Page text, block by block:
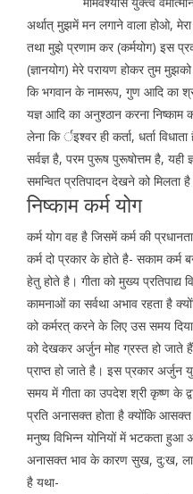
अर्थात् मुझमें मन लगाने वाला होओ,
तथा मुझे प्रणाम कर (कर्मयोग) इस
(ज्ञानयोग) मेरे परायण होकर तुम मुझको
कि भगवान के नामरूप, गुण आदि का
यज्ञ आदि का अनुश्ठान करना
लेना कि र्इश्वर ही कर्ता, धर्ता
सर्वज्ञ है, परम पुरूष पुरूषोत्तम है, यही
समन्वित प्रतिपादन देखने को मिलता
निष्काम कर्म योग
कर्म योग वह है जिसमें कर्म की
कर्म दो प्रकार के होते है- सकाम कर्म
हेतु होते है। गीता को मुख्य प्रतिपाद्य
कामनाओं का सर्वथा अभाव रहता है
को कर्मरत् करने के लिए उस समय
को देखकर अर्जुन मोह ग्रस्त हो जाते
प्राप्त हो जाते है। इस प्रकार
समय में गीता का उपदेश श्री कृष्ण के
प्रति अनासक्त होता है क्योंकि
मनुष्य विभिन्न योनियों में भटकता हुआ
अनासक्त भाव के कारण सुख, दु:ख,
है यथा-